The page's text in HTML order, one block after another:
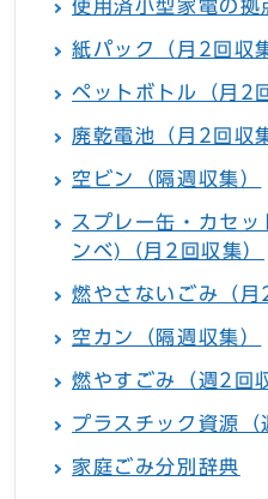
使用済小型家電の拠
紙パック（月2回収
ペットボトル（月2
廃乾電池（月2回収
空ビン（隔週収集）
スプレー缶・カセ
ンベ)（月2回収集）
燃やさないごみ（月
空カン（隔週収集）
燃やすごみ（週2回
プラスチック資源（
家庭ごみ分別辞典